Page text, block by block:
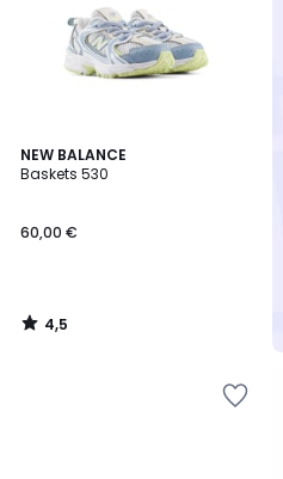
NEW BALANCE
Baskets 530
60,00 €
4,5
/ 5
4,5
/